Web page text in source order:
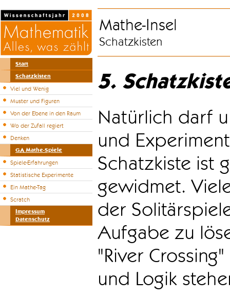
Start
Schatzkisten
Viel und Wenig
Muster und Figuren
Von der Ebene in den Raum
Wo der Zufall regiert
Denken
GA Mathe-Spiele
Spiele-Erfahrungen
Statistische Experimente
Ein Mathe-Tag
Scratch
Impressum
Datenschutz
Mathe-Insel
Schatzkisten
5.
Natürlich darf
und
Schatzkiste ist
gewidmet.
der
Aufgabe zu
"River
und Logik